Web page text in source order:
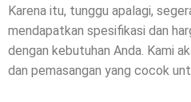
Karena itu, tunggu apalagi,
mendapatkan spesifikasi dan
dengan kebutuhan Anda. Kami
dan pemasangan yang cocok